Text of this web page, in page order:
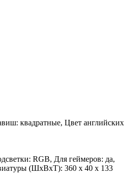
квадратные, Цвет английских
RGB, Для геймеров: да,
(ШхВхТ): 360 х 40 х 133